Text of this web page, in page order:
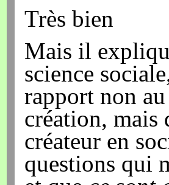
Très bien
Mais il
science
rapport non
création, mais
créateur en
questions qui